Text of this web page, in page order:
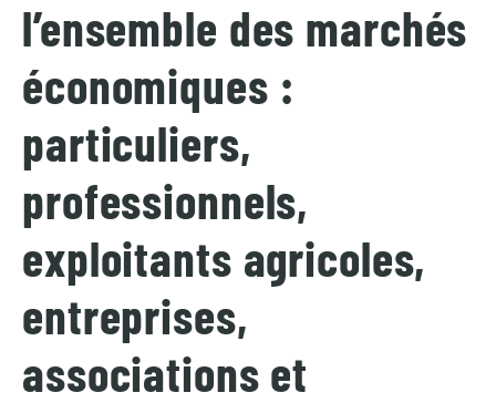
l’ensemble des marchés
économiques :
particuliers,
professionnels,
exploitants agricoles,
entreprises,
associations et